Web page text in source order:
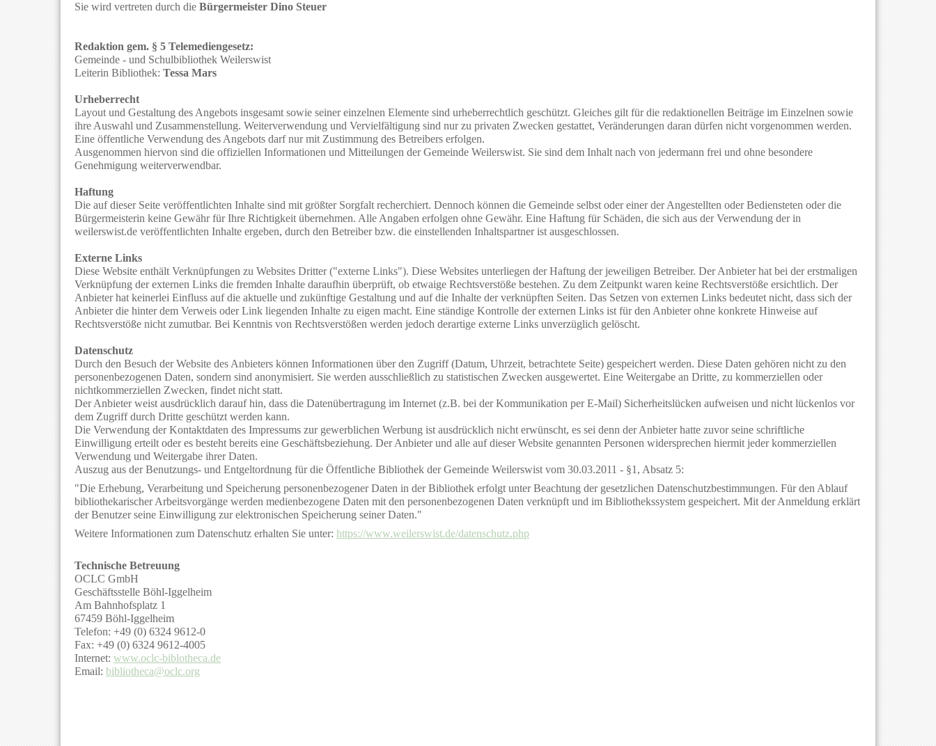
Sie wird vertreten durch die Bürgermeister Dino Steuer
Redaktion gem. § 5 Telemediengesetz:
Gemeinde - und Schulbibliothek Weilerswist
Leiterin Bibliothek: Tessa Mars
Urheberrecht
Layout und Gestaltung des Angebots insgesamt sowie seiner einzelnen Elemente sind urheberrechtlich geschützt. Gleiches gilt für die redaktionellen Beiträge im Einzelnen sowie
ihre Auswahl und Zusammenstellung. Weiterverwendung und Vervielfältigung sind nur zu privaten Zwecken gestattet, Veränderungen daran dürfen nicht vorgenommen werden.
Eine öffentliche Verwendung des Angebots darf nur mit Zustimmung des Betreibers erfolgen.
Ausgenommen hiervon sind die offiziellen Informationen und Mitteilungen der Gemeinde Weilerswist. Sie sind dem Inhalt nach von jedermann frei und ohne besondere
Genehmigung weiterverwendbar.
Haftung
Die auf dieser Seite veröffentlichten Inhalte sind mit größter Sorgfalt recherchiert. Dennoch können die Gemeinde selbst oder einer der Angestellten oder Bediensteten oder die
Bürgermeisterin keine Gewähr für Ihre Richtigkeit übernehmen. Alle Angaben erfolgen ohne Gewähr. Eine Haftung für Schäden, die sich aus der Verwendung der in
weilerswist.de veröffentlichten Inhalte ergeben, durch den Betreiber bzw. die einstellenden Inhaltspartner ist ausgeschlossen.
Externe Links
Diese Website enthält Verknüpfungen zu Websites Dritter ("externe Links"). Diese Websites unterliegen der Haftung der jeweiligen Betreiber. Der Anbieter hat bei der erstmaligen
Verknüpfung der externen Links die fremden Inhalte daraufhin überprüft, ob etwaige Rechtsverstöße bestehen. Zu dem Zeitpunkt waren keine Rechtsverstöße ersichtlich. Der
Anbieter hat keinerlei Einfluss auf die aktuelle und zukünftige Gestaltung und auf die Inhalte der verknüpften Seiten. Das Setzen von externen Links bedeutet nicht, dass sich der
Anbieter die hinter dem Verweis oder Link liegenden Inhalte zu eigen macht. Eine ständige Kontrolle der externen Links ist für den Anbieter ohne konkrete Hinweise auf
Rechtsverstöße nicht zumutbar. Bei Kenntnis von Rechtsverstößen werden jedoch derartige externe Links unverzüglich gelöscht.
Datenschutz
Durch den Besuch der Website des Anbieters können Informationen über den Zugriff (Datum, Uhrzeit, betrachtete Seite) gespeichert werden. Diese Daten gehören nicht zu den
personenbezogenen Daten, sondern sind anonymisiert. Sie werden ausschließlich zu statistischen Zwecken ausgewertet. Eine Weitergabe an Dritte, zu kommerziellen oder
nichtkommerziellen Zwecken, findet nicht statt.
Der Anbieter weist ausdrücklich darauf hin, dass die Datenübertragung im Internet (z.B. bei der Kommunikation per E-Mail) Sicherheitslücken aufweisen und nicht lückenlos vor
dem Zugriff durch Dritte geschützt werden kann.
Die Verwendung der Kontaktdaten des Impressums zur gewerblichen Werbung ist ausdrücklich nicht erwünscht, es sei denn der Anbieter hatte zuvor seine schriftliche
Einwilligung erteilt oder es besteht bereits eine Geschäftsbeziehung. Der Anbieter und alle auf dieser Website genannten Personen widersprechen hiermit jeder kommerziellen
Verwendung und Weitergabe ihrer Daten.
Auszug aus der Benutzungs- und Entgeltordnung für die Öffentliche Bibliothek der Gemeinde Weilerswist vom 30.03.2011 - §1, Absatz 5:
"Die Erhebung, Verarbeitung und Speicherung personenbezogener Daten in der Bibliothek erfolgt unter Beachtung der gesetzlichen Datenschutzbestimmungen. Für den Ablauf
bibliothekarischer Arbeitsvorgänge werden medienbezogene Daten mit den personenbezogenen Daten verknüpft und im Bibliothekssystem gespeichert. Mit der Anmeldung erklärt
der Benutzer seine Einwilligung zur elektronischen Speicherung seiner Daten."
Weitere Informationen zum Datenschutz erhalten Sie unter: https://www.weilerswist.de/datenschutz.php
Technische Betreuung
OCLC GmbH
Geschäftsstelle Böhl-Iggelheim
Am Bahnhofsplatz 1
67459 Böhl-Iggelheim
Telefon: +49 (0) 6324 9612-0
Fax: +49 (0) 6324 9612-4005
Internet: www.oclc-biblotheca.de
Email: bibliotheca@oclc.org